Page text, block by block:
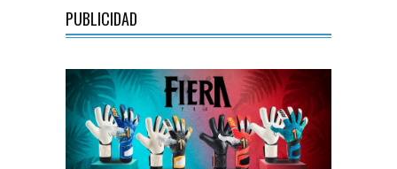
PUBLICIDAD